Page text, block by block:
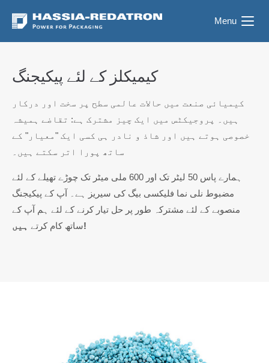
Menu
کیمیکلز کے لئے پیکیجنگ
کیمیائی صنعت میں حالات عالمی سطح پر سخت اور درکار
ہیں۔ پروجیکٹس میں ایک چیز مشترک ہے: تقاضے ہمیشہ
خصوصی ہوتے ہیں اور شاذ و نادر ہی کسی ایک "معیار" کے
ساتھ پورا اتر سکتے ہیں۔
ہمارے پاس 50 لیٹر تک اور 600 ملی میٹر تک چوڑے تھیلے کے لئے
مضبوط نلی نما فلیکسی بیگ کی سیریز ہے۔ آپ کے پیکیجنگ
منصوبے کے لئے مشترکہ طور پر حل تیار کرنے کے لئے ہم آپ کے
ساتھ کام کرتےہیں!